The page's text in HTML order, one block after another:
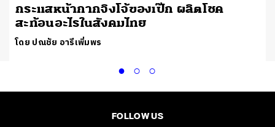
กระแสหน้ากากจิงโจ้ของเป๊ก ผลิตโชค
สะท้อนอะไรในสังคมไทย
โดย ปณชัย อารีเพิ่มพร
FOLLOW US